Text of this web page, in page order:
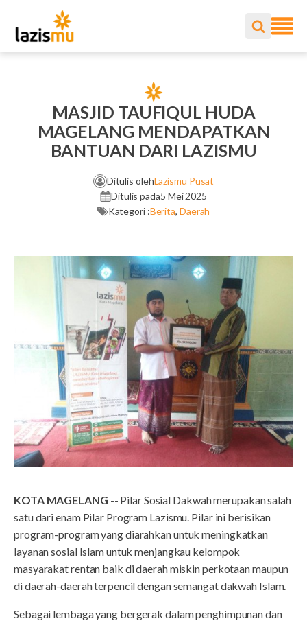
MASJID TAUFIQUL HUDA
MAGELANG MENDAPATKAN
BANTUAN DARI LAZISMU
Ditulis olehLazismu Pusat
Ditulis pada5 Mei 2025
Kategori :Berita, Daerah
KOTA MAGELANG -- Pilar Sosial Dakwah merupakan salah
satu dari enam Pilar Program Lazismu. Pilar ini berisikan
program-program yang diarahkan untuk meningkatkan
layanan sosial Islam untuk menjangkau kelompok
masyarakat rentan baik di daerah miskin perkotaan maupun
di daerah-daerah terpencil dengan semangat dakwah Islam.
Sebagai lembaga yang bergerak dalam penghimpunan dan